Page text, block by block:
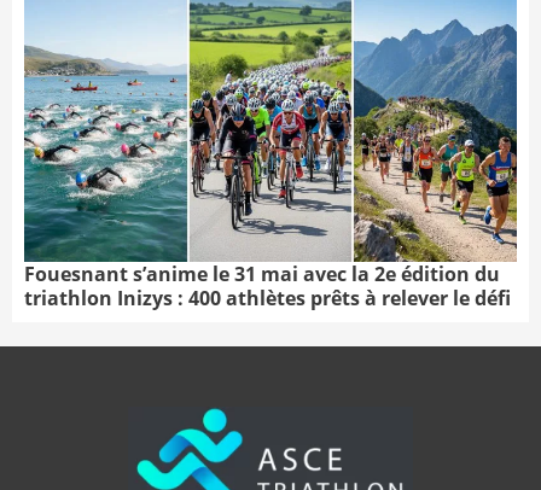
Fouesnant s’anime le 31 mai avec la 2e édition du
triathlon Inizys : 400 athlètes prêts à relever le défi